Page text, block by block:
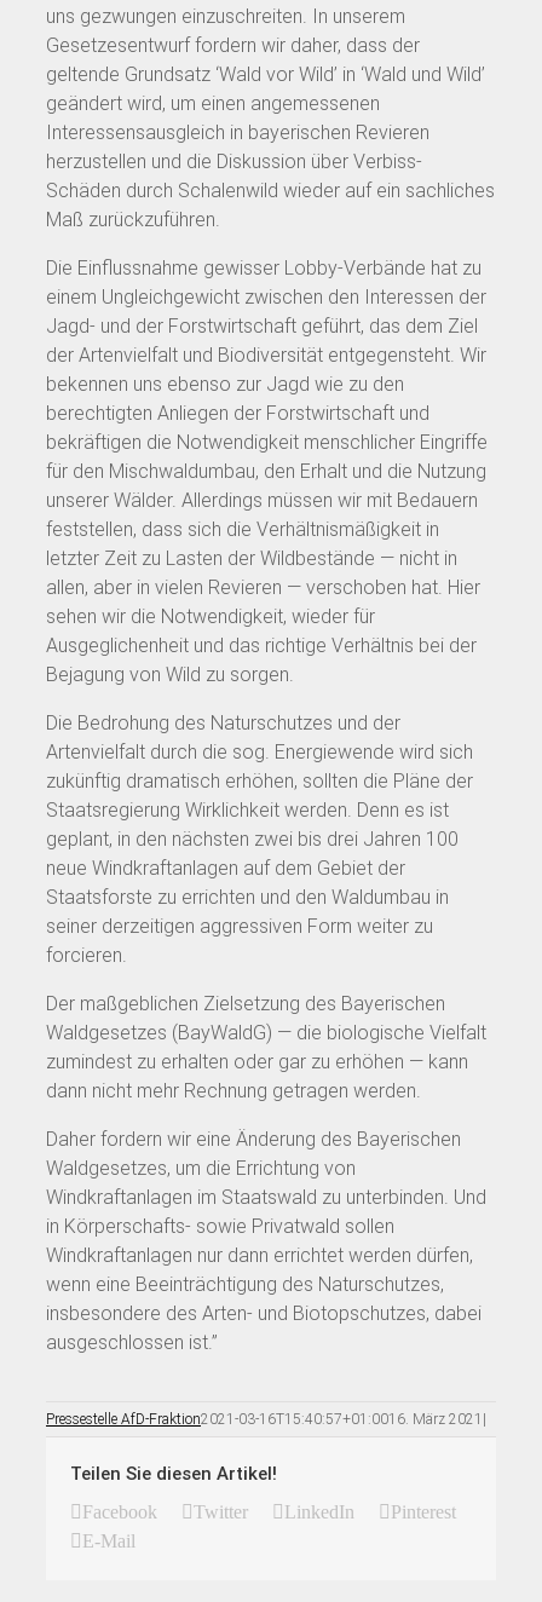
uns gezwungen einzuschreiten. In unserem
Gesetzesentwurf fordern wir daher, dass der
geltende Grundsatz ‘Wald vor Wild’ in ‘Wald und Wild’
geändert wird, um einen angemessenen
Interessensausgleich in bayerischen Revieren
herzustellen und die Diskussion über Verbiss-
Schäden durch Schalenwild wieder auf ein sachliches
Maß zurückzuführen.
Die Einflussnahme gewisser Lobby-Verbände hat zu
einem Ungleichgewicht zwischen den Interessen der
Jagd- und der Forstwirtschaft geführt, das dem Ziel
der Artenvielfalt und Biodiversität entgegensteht. Wir
bekennen uns ebenso zur Jagd wie zu den
berechtigten Anliegen der Forstwirtschaft und
bekräftigen die Notwendigkeit menschlicher Eingriffe
für den Mischwaldumbau, den Erhalt und die Nutzung
unserer Wälder. Allerdings müssen wir mit Bedauern
feststellen, dass sich die Verhältnismäßigkeit in
letzter Zeit zu Lasten der Wildbestände — nicht in
allen, aber in vielen Revieren — verschoben hat. Hier
sehen wir die Notwendigkeit, wieder für
Ausgeglichenheit und das richtige Verhältnis bei der
Bejagung von Wild zu sorgen.
Die Bedrohung des Naturschutzes und der
Artenvielfalt durch die sog. Energiewende wird sich
zukünftig dramatisch erhöhen, sollten die Pläne der
Staatsregierung Wirklichkeit werden. Denn es ist
geplant, in den nächsten zwei bis drei Jahren 100
neue Windkraftanlagen auf dem Gebiet der
Staatsforste zu errichten und den Waldumbau in
seiner derzeitigen aggressiven Form weiter zu
forcieren.
Der maßgeblichen Zielsetzung des Bayerischen
Waldgesetzes (BayWaldG) — die biologische Vielfalt
zumindest zu erhalten oder gar zu erhöhen — kann
dann nicht mehr Rechnung getragen werden.
Daher fordern wir eine Änderung des Bayerischen
Waldgesetzes, um die Errichtung von
Windkraftanlagen im Staatswald zu unterbinden. Und
in Körperschafts- sowie Privatwald sollen
Windkraftanlagen nur dann errichtet werden dürfen,
wenn eine Beeinträchtigung des Naturschutzes,
insbesondere des Arten- und Biotopschutzes, dabei
ausgeschlossen ist.”
Pressestelle AfD-Fraktion2021-03-16T15:40:57+01:0016. März 2021 |
Teilen Sie diesen Artikel!
Facebook Twitter LinkedIn
Pinterest
E-Mail